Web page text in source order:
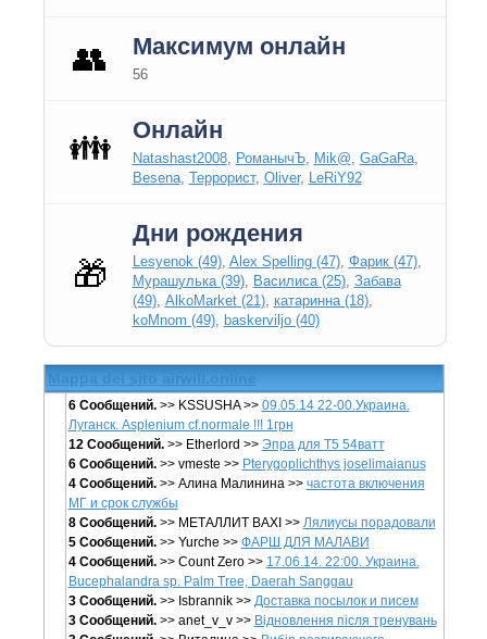
👥 Максимум онлайн
56
👪 Онлайн
Natashast2008, РоманычЪ, Mik@, GaGaRa,
Besena, Террорист, Oliver, LeRiY92
🎁
Дни рождения
Lesyenok (49), Alex Spelling (47), Фарик (47),
Мурашулька (39), Василиса (25), Забава
(49), AlkoMarket (21), катаринна (18),
koMnom (49), baskerviljo (40)
Mappa del sito airwill.online
6 Сообщений.>> KSSUSHA >> 09.05.14 22-00.Украина.
Луганск. Asplenium cf.normale !!! 1грн
12 Сообщений.>> Etherlord >> Эпра для Т5 54ватт
6 Сообщений.>> vmeste >> Pterygoplichthys joselimaianus
4 Сообщений.>> Алина Малинина >> частота включения
МГ и срок службы
8 Сообщений.>> МЕТАЛЛИТ BAXI >> Лялиусы порадовали
5 Сообщений.>> Yurche >> ФАРШ ДЛЯ МАЛАВИ
4 Сообщений.>> Count Zero >> 17.06.14. 22:00. Украина.
Bucephalandra sp. Palm Tree, Daerah Sanggau
3 Сообщений.>> Isbrannik >> Доставка посылок и писем
3 Сообщений.>> anet_v_v >> Відновлення після тренувань